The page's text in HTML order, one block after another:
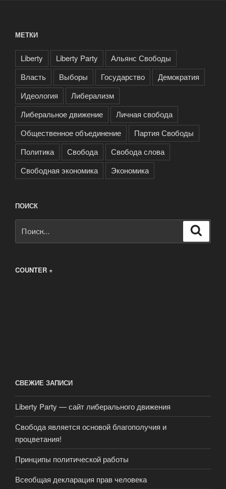
МЕТКИ
Liberty Liberty Party
Альянс Свободы
Власть
Выборы Государство
Демократия
Идеология
Либерализм
Либеральное движение
Личная свобода
Общественное объединение
Партия Свободы
Политика
Свобода
Свобода слова
Свободная экономика
Экономика
ПОИСК
COUNTER +
СВЕЖИЕ ЗАПИСИ
Liberty Party — сайт либерального движения
Свобода является основой благополучия и
процветания!
Принципы политической работы
Всеобщая декларация прав человека